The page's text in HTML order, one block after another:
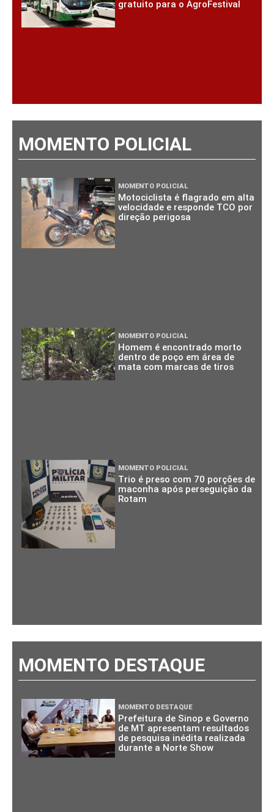
gratuito para o AgroFestival
MOMENTO POLICIAL
MOMENTO POLICIAL
Motociclista é flagrado em alta
velocidade e responde TCO por
direção perigosa
MOMENTO POLICIAL
Homem é encontrado morto
dentro de poço em área de
mata com marcas de tiros
MOMENTO POLICIAL
Trio é preso com 70 porções de
maconha após perseguição da
Rotam
MOMENTO DESTAQUE
MOMENTO DESTAQUE
Prefeitura de Sinop e Governo
de MT apresentam resultados
de pesquisa inédita realizada
durante a Norte Show